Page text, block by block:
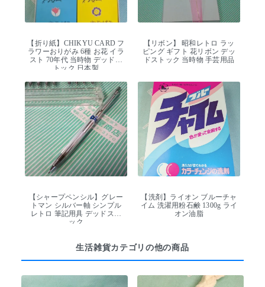
【折り紙】CHIKYU CARD フ
ラワーおりがみ 6種 お花 イラ
スト 70年代 当時物 デッドス
トック 日本製
【リボン】 昭和レトロ ラッ
ピング ギフト 花リボン デッ
ドストック 当時物 手芸用品
【シャープペンシル】グレー
トマン シルバー軸 シンプル
レトロ 筆記用具 デッドスト
ック
【洗剤】ライオン ブルーチャ
イム 洗濯用粉石鹸 1300g ライ
オン油脂
生活雑貨カテゴリの他の商品